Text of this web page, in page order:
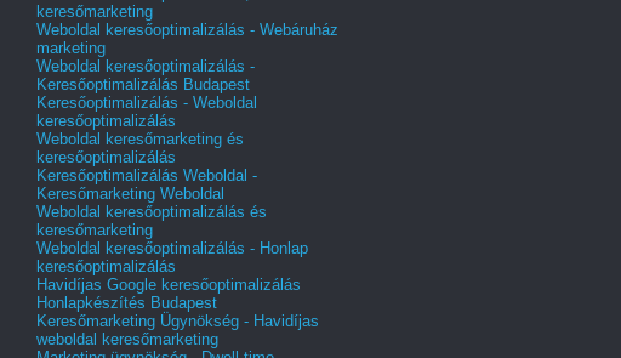
keresőmarketing
Weboldal keresőoptimalizálás - Webáruház
marketing
Weboldal keresőoptimalizálás -
Keresőoptimalizálás Budapest
Keresőoptimalizálás - Weboldal
keresőoptimalizálás
Weboldal keresőmarketing és
keresőoptimalizálás
Keresőoptimalizálás Weboldal -
Keresőmarketing Weboldal
Weboldal keresőoptimalizálás és
keresőmarketing
Weboldal keresőoptimalizálás - Honlap
keresőoptimalizálás
Havidíjas Google keresőoptimalizálás
Honlapkészítés Budapest
Keresőmarketing Ügynökség - Havidíjas
weboldal keresőmarketing